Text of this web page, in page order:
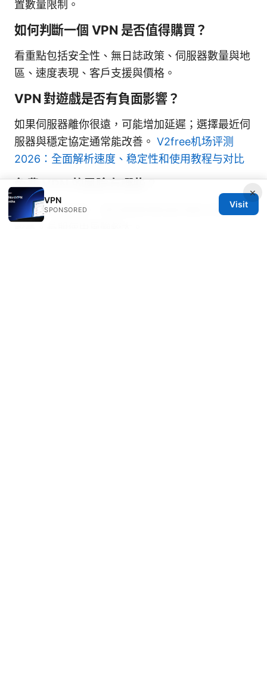
置數量限制。
如何判斷一個 VPN 是否值得購買？
看重點包括安全性、無日誌政策、伺服器數量與地
區、速度表現、客戶支援與價格。
VPN 對遊戲是否有負面影響？
如果伺服器離你很遠，可能增加延遲；選擇最近伺
服器與穩定協定通常能改善。 V2free机场评测
2026：全面解析速度、稳定性和使用教程与对比
免費 VPN 的風險有哪些？
廣告、流量限制、資料販賣與較弱的隱私保護風險
×
VPN
SPONSORED
Visit